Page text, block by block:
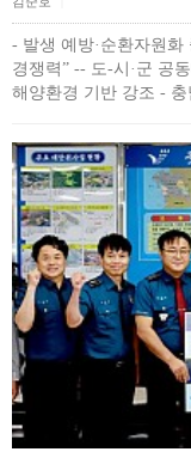
- 발생 예방·순환자원
경쟁력” -- 도-시·군 공
해양환경 기반 강조 -